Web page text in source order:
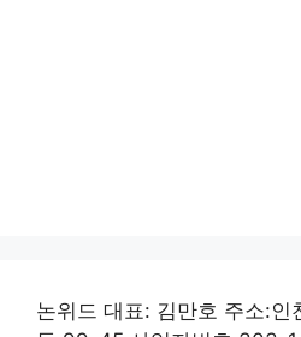
논위드 대표: 김만호 주소:인